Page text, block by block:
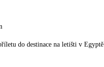
do destinace na letišti v